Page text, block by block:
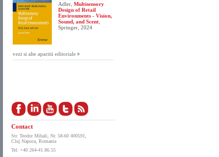
Adler, Multisensory
Design of Retail
Environments - Vision,
Sound, and Scent
Springer, 2024
vezi si alte aparitii editoriale
Contact
Str. Teodor Mihali, Nr. 58-60 400591,
Cluj Napoca, Romania
Tel: +40 264-41.86.55